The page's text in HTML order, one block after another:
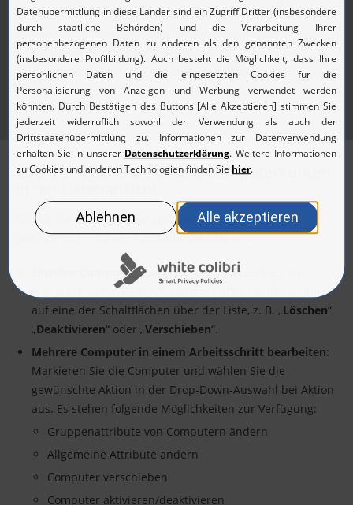
Domänen-Controller automatisch. Zum Bearbeiten
oder Hinzufügen weiterer Domänen-Controller klicken
Sie rechts oben in der Webkonsole von ADManager
Plus auf den Button „
Domäneneinstellungen“.
So bereinigen Sie inaktive Computerkonten
Sobald Sie den Report erstellt haben, können Sie die
gefundenen inaktiven Computer bearbeiten:
Einzelne Computer bearbeiten : Markieren Sie den
entsprechenden Computer in der Liste und klicken Sie
auf eine der Schaltflächen über der Liste, z. B. „Löschen“,
„Deaktivieren“ oder „Verschieben“.
Mehrere Computer in einem Arbeitsschritt bearbeiten:
Markieren Sie die Computer und wählen Sie die
gewünschte Aktion in der Drop-Down-Auswahl bei Aktion
aus. Es stehen folgende Möglichkeiten zur Verfügung:
Gruppenattribute von Computern ändern
Allgemeine Attribute ändern
Computer verschieben
Computer aktivieren/deaktivieren